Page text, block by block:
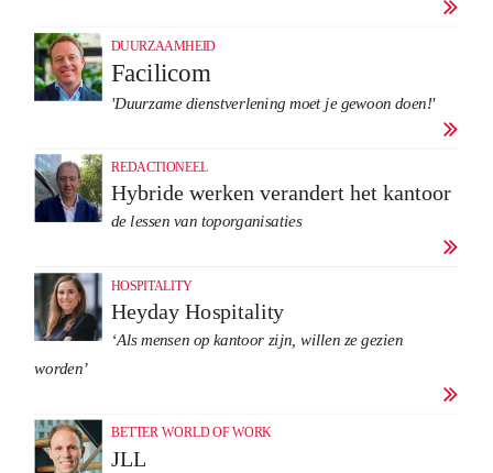

DUURZAAMHEID
Facilicom
'Duurzame dienstverlening moet je gewoon doen!'

REDACTIONEEL
Hybride werken verandert het kantoor
de lessen van toporganisaties

HOSPITALITY
Heyday Hospitality
‘Als mensen op kantoor zijn, willen ze gezien
worden’

BETTER WORLD OF WORK
JLL